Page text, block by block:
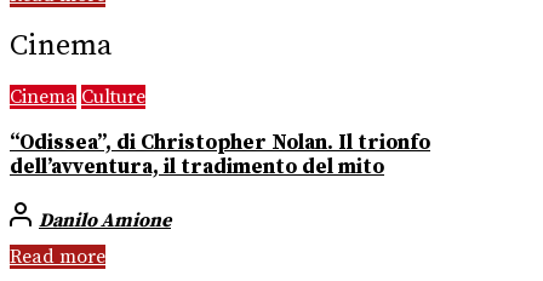
Cinema
Cinema Culture
“Odissea”, di Christopher Nolan. Il trionfo
dell’avventura, il tradimento del mito
Danilo Amione
Read more